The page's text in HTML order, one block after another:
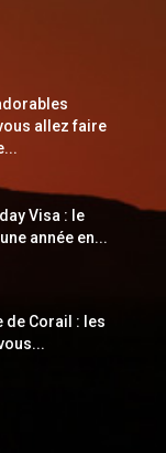
allez faire
Visa : le
année en...
de Corail : les